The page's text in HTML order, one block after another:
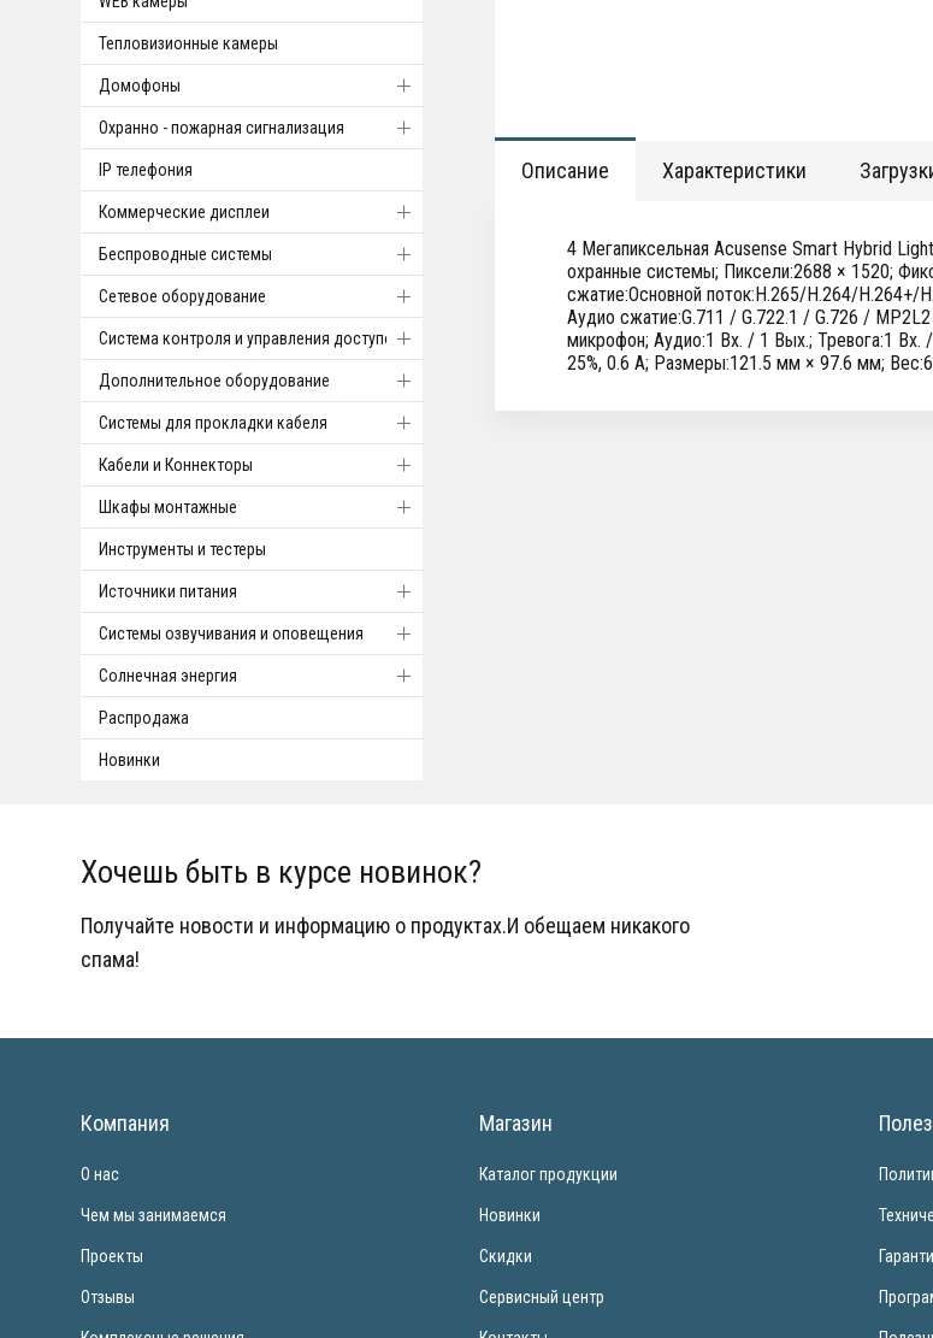
Тепловизионные камеры
Домофоны
Охранно - пожарная сигнализация
IP телефония
Коммерческие дисплеи
Беспроводные системы
Cетевое оборудование
Система контроля и управления доступом
Дополнительное оборудование
Системы для прокладки кабеля
Кабели и Коннекторы
Шкафы монтажные
Инструменты и тестеры
Источники питания
Системы озвучивания и оповещения
Солнечная энергия
Распродажа
Новинки
Описание Характеристики
4 Мегапиксельная Acusense Smart Hybrid
охранные системы; Пиксели:2688 × 1520;
сжатие:Основной поток:H.265/H.264/H.264+/
Аудио сжатие:G.711 / G.722.1 / G.726 /
микрофон; Аудио:1 Вх. / 1 Вых.; Тревога:1 Вх.
25%, 0.6 A; Размеры:121.5 мм × 97.6 мм;
Хочешь быть в курсе новинок?
Получайте новости и информацию о продуктах.И обещаем никакого
спама!
Компания
О нас
Чем мы занимаемся
Проекты
Отзывы
Магазин
Каталог продукции
Новинки
Скидки
Сервисный центр